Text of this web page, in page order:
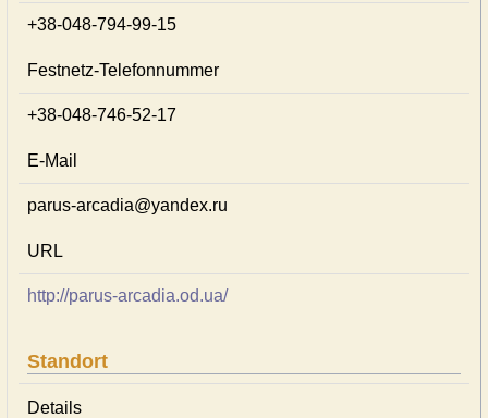
+38-048-794-99-15
Festnetz-Telefonnummer
+38-048-746-52-17
E-Mail
parus-arcadia@yandex.ru
URL
http://parus-arcadia.od.ua/
Standort
Details